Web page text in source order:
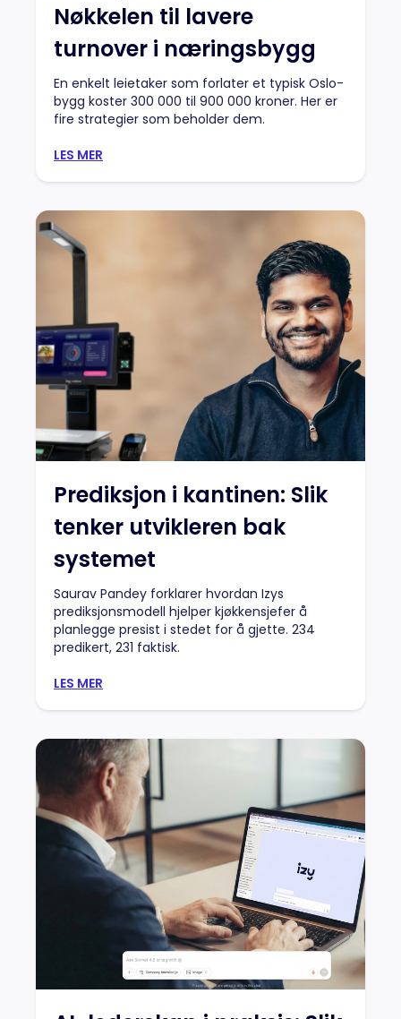
Nøkkelen til lavere
turnover i næringsbygg
En enkelt leietaker som forlater et typisk Oslo-
bygg koster 300 000 til 900 000 kroner. Her er
fire strategier som beholder dem.
LES MER
Prediksjon i kantinen: Slik
tenker utvikleren bak
systemet
Saurav Pandey forklarer hvordan Izys
prediksjonsmodell hjelper kjøkkensjefer å
planlegge presist i stedet for å gjette. 234
predikert, 231 faktisk.
LES MER